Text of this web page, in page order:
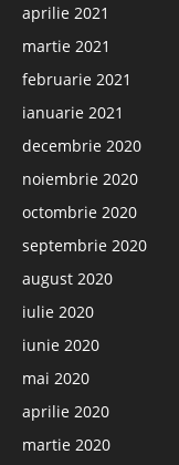
aprilie 2021
martie 2021
februarie 2021
ianuarie 2021
decembrie 2020
noiembrie 2020
octombrie 2020
septembrie 2020
august 2020
iulie 2020
iunie 2020
mai 2020
aprilie 2020
martie 2020